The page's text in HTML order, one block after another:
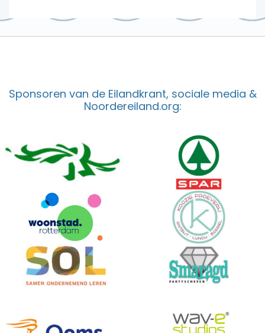
Sponsoren van de Eilandkrant, sociale media &
Noordereiland.org: